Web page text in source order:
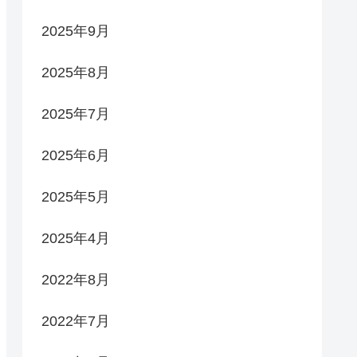
2025年9月
2025年8月
2025年7月
2025年6月
2025年5月
2025年4月
2022年8月
2022年7月